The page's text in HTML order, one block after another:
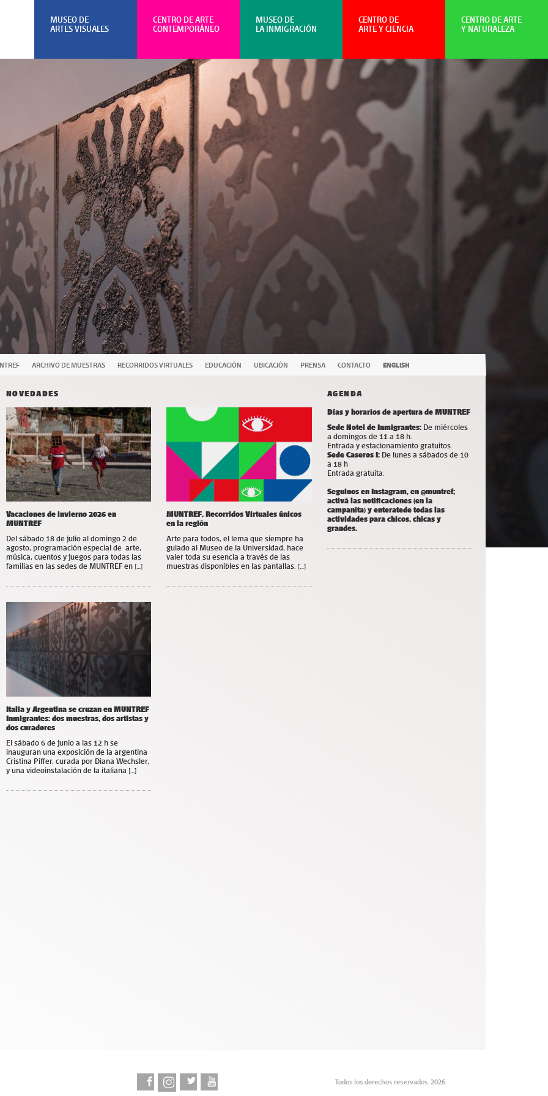
ARCHIVO DE MUESTRAS RECORRIDOS VIRTUALES EDUCACIÓN UBICACIÓN PRENSA CONTACTO ENGLISH
NOVEDADES
Vacaciones de invierno 2026 en
MUNTREF
Del sábado 18 de julio al domingo 2 de
agosto, programación especial de arte,
música, cuentos y juegos para todas las
familias en las sedes de MUNTREF en […]
Italia y Argentina se cruzan en MUNTREF
Inmigrantes: dos muestras, dos artistas y
dos curadores
El sábado 6 de junio a las 12 h se
inauguran una exposición de la argentina
Cristina Piffer, curada por Diana Wechsler,
y una videoinstalación de la italiana […]
MUNTREF, Recorridos Virtuales únicos
en la región
Arte para todos, el lema que siempre ha
guiado al Museo de la Universidad, hace
valer toda su esencia a través de las
muestras disponibles en las pantallas. […]
AGENDA
Días y horarios de apertura de MUNTREF
Sede Hotel de Inmigrantes:De miércoles
a domingos de 11 a 18 h.
Entrada y estacionamiento gratuitos.
Sede Caseros I:De lunes a sábados de 10
a 18 h
Entrada gratuita.
Seguinos en Instagram, en @muntref;
activá las notificaciones (en la
campanita) y enteratede todas las
actividades para chicos, chicas y
grandes.
Todos los derechos reservados. 2026
CENTRO DE ARTE
Y NATURALEZA
CENTRO DE
ARTE Y CIENCIA
MUSEO DE
LA INMIGRACIÓN
CENTRO DE ARTE
CONTEMPORÁNEO
MUSEO DE
ARTES VISUALES